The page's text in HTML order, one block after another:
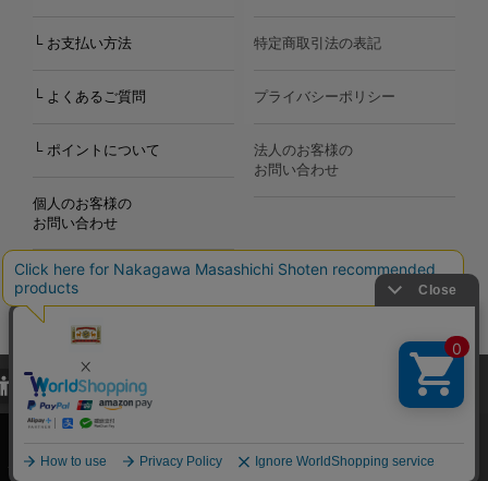
└ お支払い方法
└ よくあるご質問
└ ポイントについて
個人のお客様の
お問い合わせ
特定商取引法の表記
プライバシーポリシー
法人のお客様の
お問い合わせ
Copyright©2000-2026
Nakagawa Masashichi Shoten All Rights Reserved.
当サイトでは、当サイト内における閲覧履歴・属性情報などの取得およ
び利便性向上のためにクッキー（Cookie）を使用いたします。詳細に
関しては「プライバシーポリシー
承諾する